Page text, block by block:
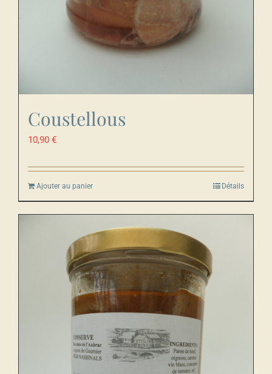
Coustellous
10,90 €
Ajouter au panier Détails